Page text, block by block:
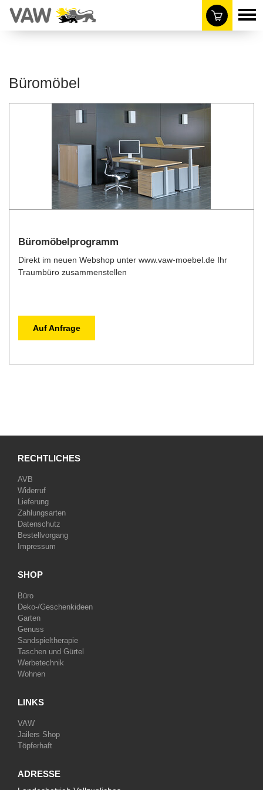
Büromöbel
Büromöbelprogramm
Direkt im neuen Webshop unter www.vaw-moebel.de Ihr
Traumbüro zusammenstellen
Auf Anfrage
RECHTLICHES
AVB
Widerruf
Lieferung
Zahlungsarten
Datenschutz
Bestellvorgang
Impressum
SHOP
Büro
Deko-/Geschenkideen
Garten
Genuss
Sandspieltherapie
Taschen und Gürtel
Werbetechnik
Wohnen
LINKS
VAW
Jailers Shop
Töpferhaft
ADRESSE